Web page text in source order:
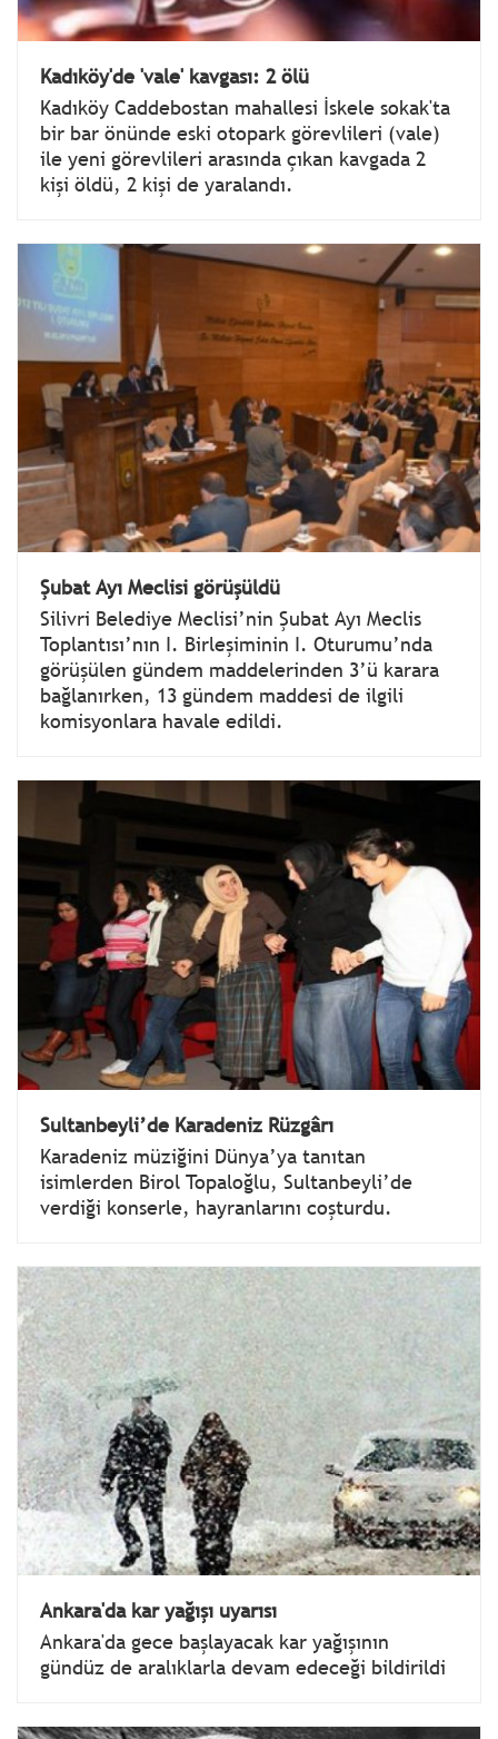
Kadıköy'de 'vale' kavgası: 2 ölü
Kadıköy Caddebostan mahallesi İskele sokak'ta
bir bar önünde eski otopark görevlileri (vale)
ile yeni görevlileri arasında çıkan kavgada 2
kişi öldü, 2 kişi de yaralandı.
Şubat Ayı Meclisi görüşüldü
Silivri Belediye Meclisi’nin Şubat Ayı Meclis
Toplantısı’nın I. Birleşiminin I. Oturumu’nda
görüşülen gündem maddelerinden 3’ü karara
bağlanırken, 13 gündem maddesi de ilgili
komisyonlara havale edildi.
Sultanbeyli’de Karadeniz Rüzgârı
Karadeniz müziğini Dünya’ya tanıtan
isimlerden Birol Topaloğlu, Sultanbeyli’de
verdiği konserle, hayranlarını coşturdu.
Ankara'da kar yağışı uyarısı
Ankara'da gece başlayacak kar yağışının
gündüz de aralıklarla devam edeceği bildirildi